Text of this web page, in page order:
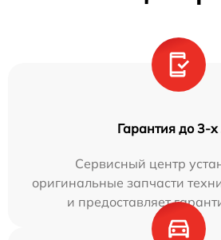
Гарантия до 3-х
Сервисный центр
оригинальные запчасти
и предоставляет